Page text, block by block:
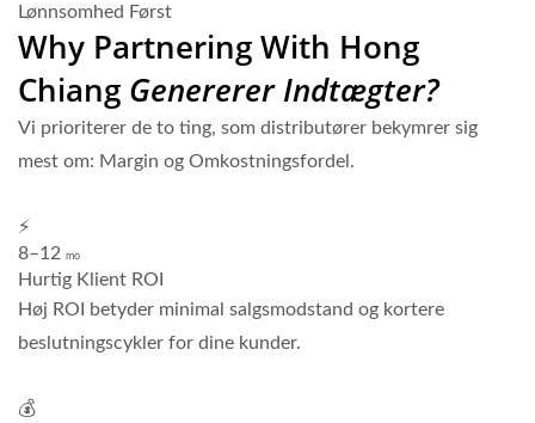
Lønnsomhed Først
Why Partnering With Hong
Chiang Genererer Indtægter?
Vi prioriterer de to ting, som distributører bekymrer sig
mest om: Margin og Omkostningsfordel.
⚡
8–12 mo
Hurtig Klient ROI
Høj ROI betyder minimal salgsmodstand og kortere
beslutningscykler for dine kunder.
💰